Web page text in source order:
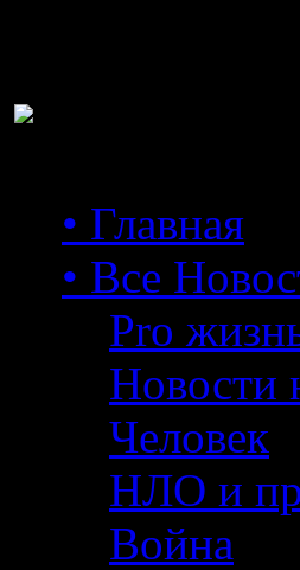
• Главная
• Все
Pro
Новости
Человек
НЛО и
Война